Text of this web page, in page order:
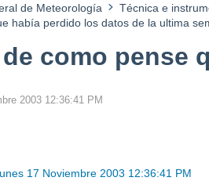
de Meteorología Técnica e
había perdido los datos de la ultima
como pense
2003 12:36:41 PM
17 Noviembre 2003 12:36:41 PM